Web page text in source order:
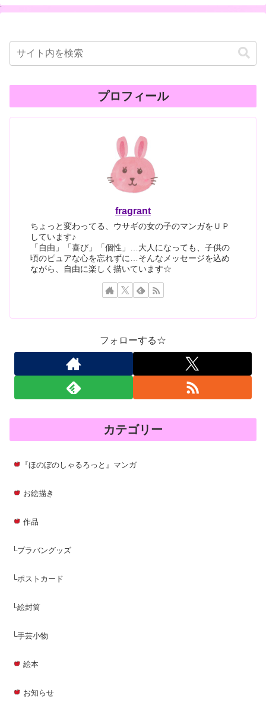
プロフィール
fragrant
ちょっと変わってる、ウサギの女の子のマンガをＵＰ
しています♪
「自由」「喜び」「個性」…大人になっても、子供の
頃のピュアな心を忘れずに…そんなメッセージを込め
ながら、自由に楽しく描いています☆
フォローする☆
カテゴリー
『ほのぼのしゃるろっと』マンガ
お絵描き
作品
└プラバングッズ
└ポストカード
└絵封筒
└手芸小物
絵本
お知らせ